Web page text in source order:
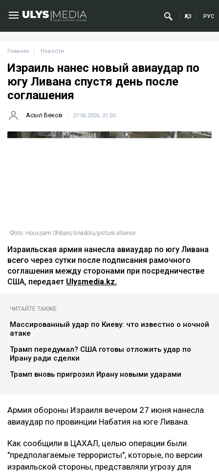
ҚАЗ РУС
Главная Новости
Израиль нанес новый авиаудар по
югу Ливана спустя день после
соглашения
Асыл Беков 27.06.2026, 21:03
Фото: Houssam Shbaro/Anadolu/picture alliance
Израильская армия нанесла авиаудар по югу Ливана
всего через сутки после подписания рамочного
соглашения между сторонами при посредничестве
США, передает Ulysmedia.kz.
ЧИТАЙТЕ ТАКЖЕ
Массированный удар по Киеву: что известно о ночной
атаке
Трамп передумал? США готовы отложить удар по
Ирану ради сделки
Трамп вновь пригрозил Ирану новыми ударами
Армия обороны Израиля вечером 27 июня нанесла
авиаудар по провинции Набатия на юге Ливана.
Как сообщили в ЦАХАЛ, целью операции были
"предполагаемые террористы", которые, по версии
израильской стороны, представляли угрозу для